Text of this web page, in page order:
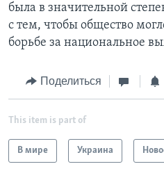
была в значительной
с тем, чтобы общество
борьбе за национальное
Поделиться
This item is part of
В мире Украина